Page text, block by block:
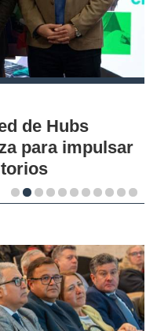
de Hubs
para impulsar